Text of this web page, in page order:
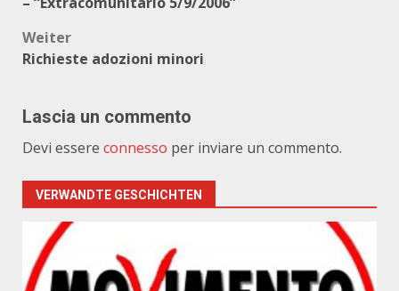
Weiter
Richieste adozioni minori
Lascia un commento
Devi essere connesso per inviare un commento.
VERWANDTE GESCHICHTEN